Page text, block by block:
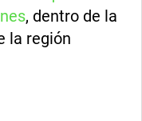
, dentro de la
la región